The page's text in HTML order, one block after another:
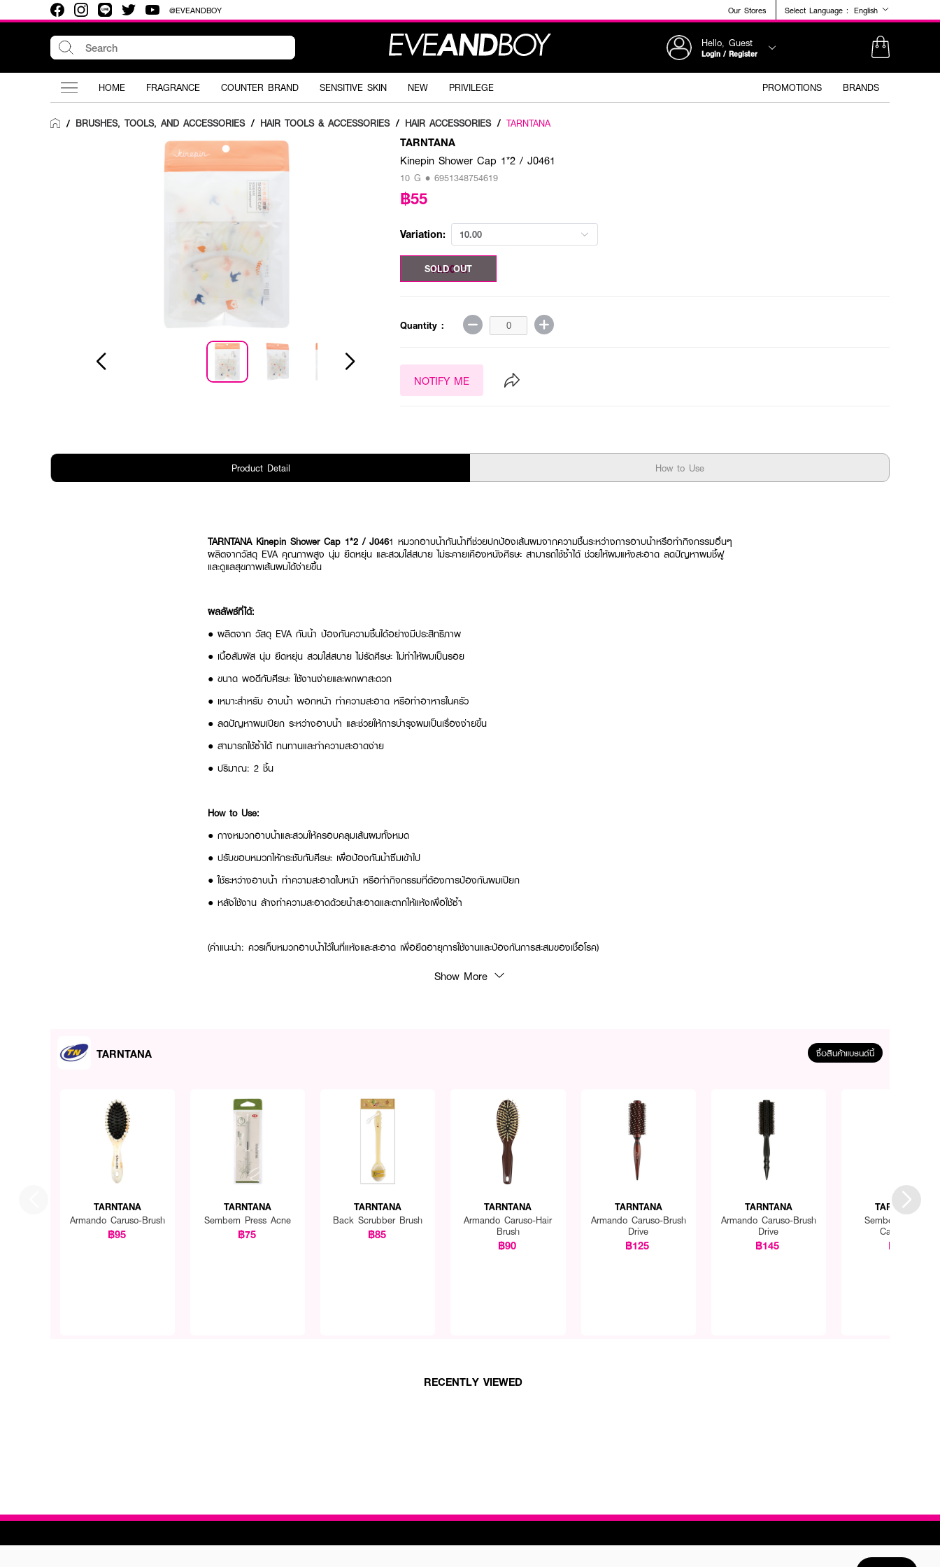
@EVEANDBOY Our Stores Select Language : English
Hello, Guest
Login / Register
HOME FRAGRANCE COUNTER BRAND SENSITIVE SKIN NEW PRIVILEGE PROMOTIONS BRANDS
/ BRUSHES, TOOLS, AND ACCESSORIES / HAIR TOOLS & ACCESSORIES / HAIR ACCESSORIES / TARNTANA
TARNTANA
Kinepin Shower Cap 1*2 / J0461
10 G • 6951348754619
฿55
Variation: 10.00
10.00 G
SOLD OUT
Quantity :
NOTIFY ME
Product Detail How to Use
TARNTANA Kinepin Shower Cap 1*2 / J0461 หมวกอาบน้ำกันน้ำที่ช่วยปกป้องเส้นผมจากความชื้นระหว่างการอาบน้ำหรือทำกิจกรรมอื่นๆ
ผลิตจากวัสดุ EVA คุณภาพสูง นุ่ม ยืดหยุ่น และสวมใส่สบาย ไม่ระคายเคืองหนังศีรษะ สามารถใช้ซ้ำได้ ช่วยให้ผมแห้งสะอาด ลดปัญหาผมชี้ฟู
และดูแลสุขภาพเส้นผมได้ง่ายขึ้น
ผลลัพธ์ที่ได้:
● ผลิตจาก วัสดุ EVA กันน้ำ ป้องกันความชื้นได้อย่างมีประสิทธิภาพ
● เนื้อสัมผัส นุ่ม ยืดหยุ่น สวมใส่สบาย ไม่รัดศีรษะ ไม่ทำให้ผมเป็นรอย
● ขนาด พอดีกับศีรษะ ใช้งานง่ายและพกพาสะดวก
● เหมาะสำหรับ อาบน้ำ พอกหน้า ทำความสะอาด หรือทำอาหารในครัว
● ลดปัญหาผมเปียก ระหว่างอาบน้ำ และช่วยให้การบำรุงผมเป็นเรื่องง่ายขึ้น
● สามารถใช้ซ้ำได้ ทนทานและทำความสะอาดง่าย
● ปริมาณ: 2 ชิ้น
How to Use:
● กางหมวกอาบน้ำและสวมให้ครอบคลุมเส้นผมทั้งหมด
● ปรับขอบหมวกให้กระชับกับศีรษะ เพื่อป้องกันน้ำซึมเข้าไป
● ใช้ระหว่างอาบน้ำ ทำความสะอาดใบหน้า หรือทำกิจกรรมที่ต้องการป้องกันผมเปียก
● หลังใช้งาน ล้างทำความสะอาดด้วยน้ำสะอาดและตากให้แห้งเพื่อใช้ซ้ำ
(คำแนะนำ: ควรเก็บหมวกอาบน้ำไว้ในที่แห้งและสะอาด เพื่อยืดอายุการใช้งานและป้องกันการสะสมของเชื้อโรค)
Show More
TARNTANA ซื้อสินค้าแบรนด์นี้
TARNTANA
Armando Caruso-Brush
฿95
TARNTANA
Sembem Press Acne
฿75
TARNTANA
Back Scrubber Brush
฿85
TARNTANA
Armando Caruso-Hair
Brush
฿90
TARNTANA
Armando Caruso-Brush
Drive
฿125
TARNTANA
Armando Caruso-Brush
Drive
฿145
TARNTANA
Sembem Divider
Cartridge
฿75
RECENTLY VIEWED